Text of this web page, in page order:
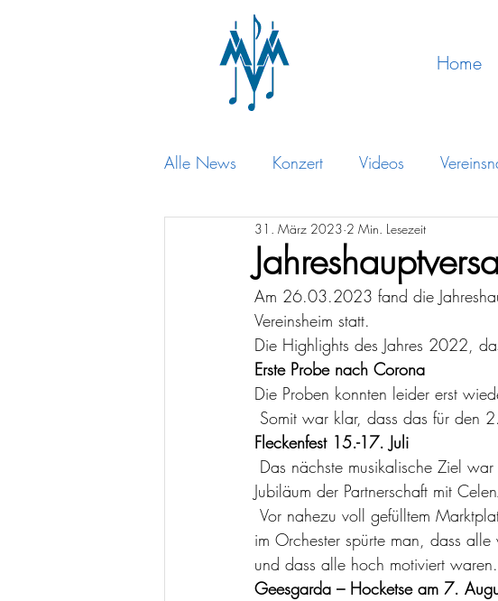
Home
Alle News Konzert Videos
Veranstaltungen
31. März 2023 2 Min. Lesezeit
Am 26.03.2023 fand die
Vereinsheim statt.
Die Highlights des Jahres 2022,
Erste Probe nach Corona
Die Proben konnten leider erst
Somit war klar, dass das für den
Fleckenfest 15.-17. Juli
Jubiläum der Partnerschaft mit
im Orchester spürte man, dass
und dass alle hoch motiviert waren.
Geesgarda – Hocketse am 7.